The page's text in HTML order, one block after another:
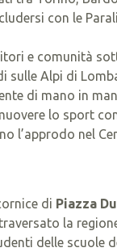
con le
e comunità
sulle Alpi di
di mano in
lo sport
l’approdo nel
di Piazza
la
delle scuole